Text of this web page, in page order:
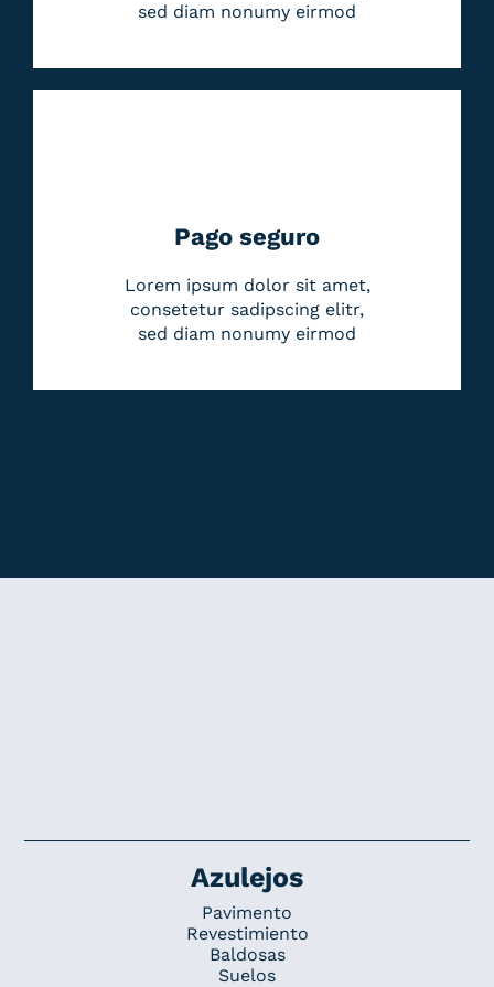
sed diam nonumy eirmod
Pago seguro
Lorem ipsum dolor sit amet,
consetetur sadipscing elitr,
sed diam nonumy eirmod
Azulejos
Pavimento
Revestimiento
Baldosas
Suelos